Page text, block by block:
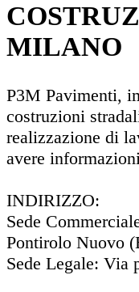
MILANO
P3M Pavimenti,
costruzioni
realizzazione di
avere
INDIRIZZO:
Sede
Pontirolo Nuovo
Sede Legale: Via